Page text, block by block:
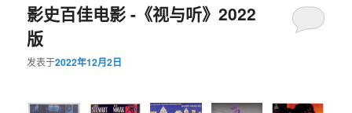
影史百佳电影 -《视与听》2022
版
发表于2022年12月2日